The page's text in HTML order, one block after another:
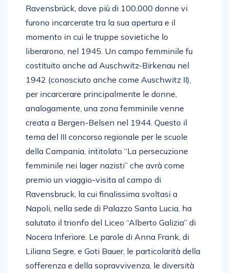
Ravensbrück, dove più di 100.000 donne vi
furono incarcerate tra la sua apertura e il
momento in cui le truppe sovietiche lo
liberarono, nel 1945. Un campo femminile fu
costituito anche ad Auschwitz-Birkenau nel
1942 (conosciuto anche come Auschwitz II),
per incarcerare principalmente le donne,
analogamente, una zona femminile venne
creata a Bergen-Belsen nel 1944. Questo il
tema del III concorso regionale per le scuole
della Campania, intitolato “La persecuzione
femminile nei lager nazisti” che avrà come
premio un viaggio-visita al campo di
Ravensbruck, la cui finalissima svoltasi a
Napoli, nella sede di Palazzo Santa Lucia, ha
salutato il trionfo del Liceo “Alberto Galizia” di
Nocera Inferiore. Le parole di Anna Frank, di
Liliana Segre, e Goti Bauer, le particolarità della
sofferenza e della sopravvivenza, le diversità